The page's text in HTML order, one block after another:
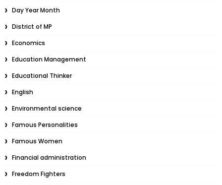
Day Year Month
District of MP
Economics
Education Management
Educational Thinker
English
Environmental science
Famous Personalities
Famous Women
Financial administration
Freedom Fighters